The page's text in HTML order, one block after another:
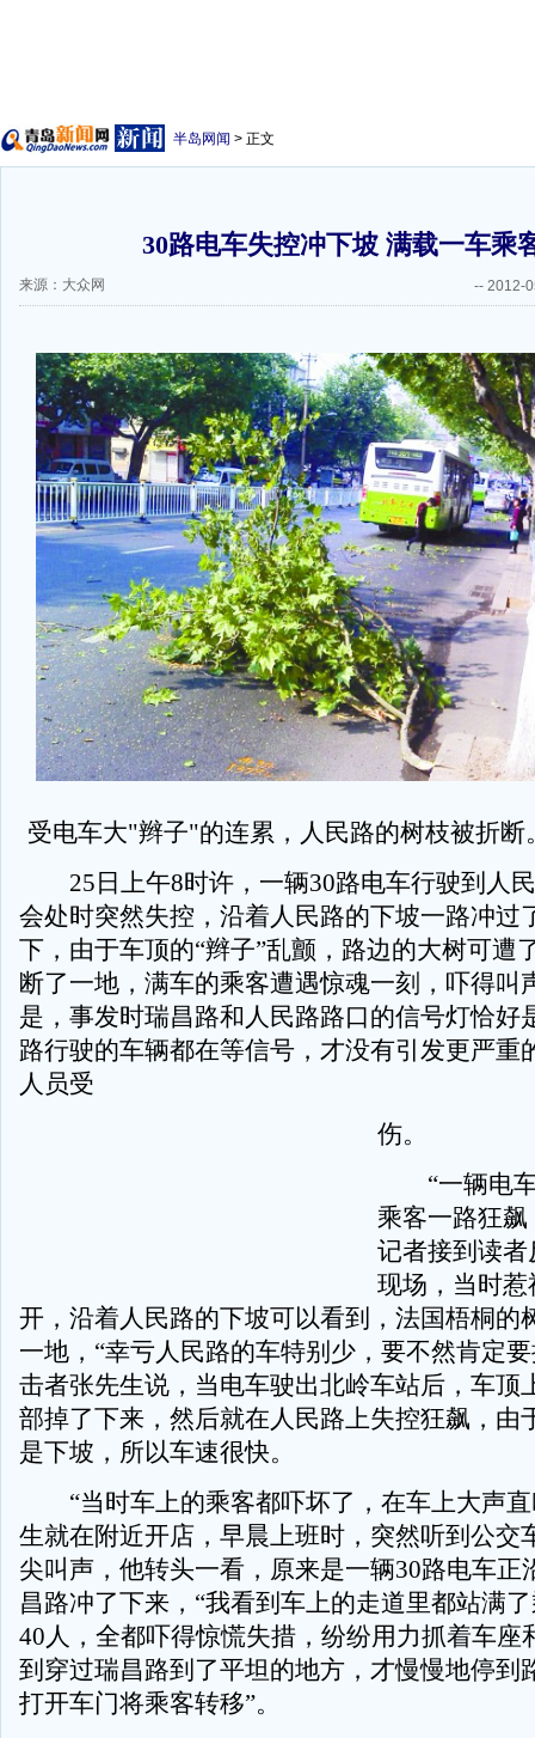
半岛网闻 > 正文
30路电车失控冲下坡 满载一车乘
来源：大众网 -- 2012-
受电车大"辫子"的连累，人民路的树枝被折断
25日上午8时许，一辆30路电车行驶到人
会处时突然失控，沿着人民路的下坡一路冲过
下，由于车顶的“辫子”乱颤，路边的大树可遭
断了一地，满车的乘客遭遇惊魂一刻，吓得叫
是，事发时瑞昌路和人民路路口的信号灯恰好
路行驶的车辆都在等信号，才没有引发更严重
人员受
伤。
“一辆电车
乘客一路狂飙
记者接到读
现场，当时
开，沿着人民路的下坡可以看到，法国梧桐的
一地，“幸亏人民路的车特别少，要不然肯定
击者张先生说，当电车驶出北岭车站后，车顶
部掉了下来，然后就在人民路上失控狂飙，由
是下坡，所以车速很快。
“当时车上的乘客都吓坏了，在车上大声直
生就在附近开店，早晨上班时，突然听到公交
尖叫声，他转头一看，原来是一辆30路电车正
昌路冲了下来，“我看到车上的走道里都站满
40人，全都吓得惊慌失措，纷纷用力抓着车座
到穿过瑞昌路到了平坦的地方，才慢慢地停到
打开车门将乘客转移”。